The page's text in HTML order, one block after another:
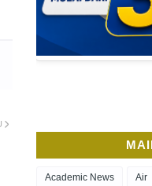
Academic News Air